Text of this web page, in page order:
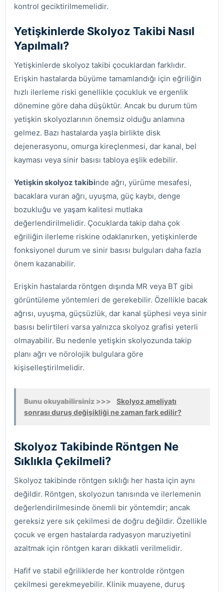
kontrol geciktirilmemelidir.
Yetişkinlerde Skolyoz Takibi Nasıl
Yapılmalı?
Yetişkinlerde skolyoz takibi çocuklardan farklıdır.
Erişkin hastalarda büyüme tamamlandığı için eğriliğin
hızlı ilerleme riski genellikle çocukluk ve ergenlik
dönemine göre daha düşüktür. Ancak bu durum tüm
yetişkin skolyozlarının önemsiz olduğu anlamına
gelmez. Bazı hastalarda yaşla birlikte disk
dejenerasyonu, omurga kireçlenmesi, dar kanal, bel
kayması veya sinir basısı tabloya eşlik edebilir.
Yetişkin skolyoz takibinde ağrı, yürüme mesafesi,
bacaklara vuran ağrı, uyuşma, güç kaybı, denge
bozukluğu ve yaşam kalitesi mutlaka
değerlendirilmelidir. Çocuklarda takip daha çok
eğriliğin ilerleme riskine odaklanırken, yetişkinlerde
fonksiyonel durum ve sinir basısı bulguları daha fazla
önem kazanabilir.
Erişkin hastalarda röntgen dışında MR veya BT gibi
görüntüleme yöntemleri de gerekebilir. Özellikle bacak
ağrısı, uyuşma, güçsüzlük, dar kanal şüphesi veya sinir
basısı belirtileri varsa yalnızca skolyoz grafisi yeterli
olmayabilir. Bu nedenle yetişkin skolyozunda takip
planı ağrı ve nörolojik bulgulara göre
kişiselleştirilmelidir.
Bunu okuyabilirsiniz >>>
Skolyoz ameliyatı
sonrası duruş değişikliği ne zaman fark edilir?
Skolyoz Takibinde Röntgen Ne
Sıklıkla Çekilmeli?
Skolyoz takibinde röntgen sıklığı her hasta için aynı
değildir. Röntgen, skolyozun tanısında ve ilerlemenin
değerlendirilmesinde önemli bir yöntemdir; ancak
gereksiz yere sık çekilmesi de doğru değildir. Özellikle
çocuk ve ergen hastalarda radyasyon maruziyetini
azaltmak için röntgen kararı dikkatli verilmelidir.
Hafif ve stabil eğriliklerde her kontrolde röntgen
çekilmesi gerekmeyebilir. Klinik muayene, duruş